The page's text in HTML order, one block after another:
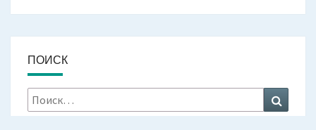
ПОИСК
Искать: